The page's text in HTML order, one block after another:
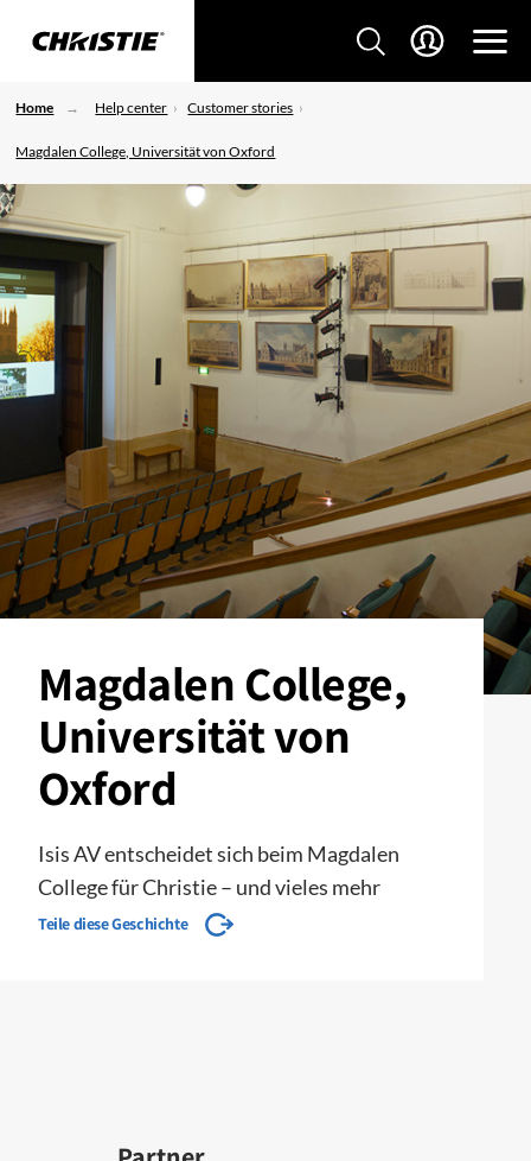
Home Help center Customer stories
Magdalen College, Universität von Oxford
Magdalen College,
Universität von
Oxford
Isis AV entscheidet sich beim Magdalen
College für Christie – und vieles mehr
Teile diese Geschichte